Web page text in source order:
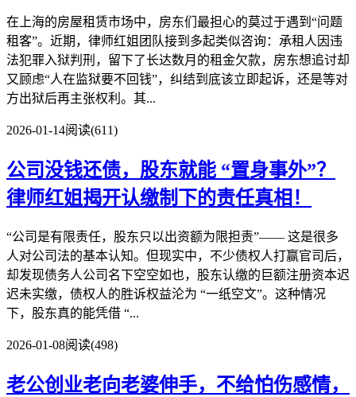
在上海的房屋租赁市场中，房东们最担心的莫过于遇到“问题
租客”。近期，律师红姐团队接到多起类似咨询：承租人因违
法犯罪入狱判刑，留下了长达数月的租金欠款，房东想追讨却
又顾虑“人在监狱要不回钱”，纠结到底该立即起诉，还是等对
方出狱后再主张权利。其...
2026-01-14阅读(611)
公司没钱还债，股东就能 “置身事外”？
律师红姐揭开认缴制下的责任真相！
“公司是有限责任，股东只以出资额为限担责”—— 这是很多
人对公司法的基本认知。但现实中，不少债权人打赢官司后，
却发现债务人公司名下空空如也，股东认缴的巨额注册资本迟
迟未实缴，债权人的胜诉权益沦为 “一纸空文”。这种情况
下，股东真的能凭借 “...
2026-01-08阅读(498)
老公创业老向老婆伸手，不给怕伤感情，